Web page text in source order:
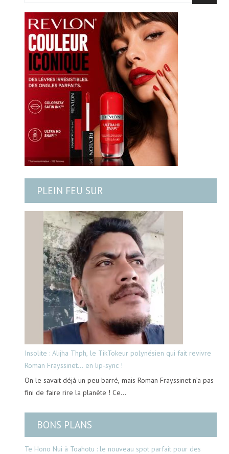
PLEIN FEU SUR
Insolite : Alijha Thph, le TikTokeur polynésien qui fait revivre
Roman Frayssinet… en lip-sync !
On le savait déjà un peu barré, mais Roman Frayssinet n’a pas
fini de faire rire la planète ! Ce…
BONS PLANS
Te Hono Nui à Toahotu : le nouveau spot parfait pour des